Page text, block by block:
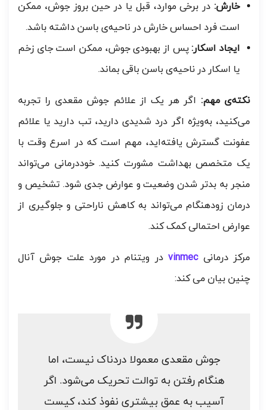
خارش: در برخی موارد، قبل یا در حین بروز جوش، ممکن
است فرد احساس خارش در ناحیه‌ی باسن داشته باشد.
ایجاد اسکار:پس از بهبودی جوش، ممکن است جای زخم
یا اسکار در ناحیه‌ی باسن باقی بماند.
نکته‌ی مهم: اگر هر یک از علائم جوش مقعدی را تجربه
می‌کنید، به‌ویژه اگر درد شدیدی دارید، تب دارید یا علائم
عفونت گسترش یافته‌اید، مهم است که در اسرع وقت با
یک متخصص بهداشت مشورت کنید. خوددرمانی می‌تواند
منجر به بدتر شدن وضعیت و عوارض جدی شود. تشخیص و
درمان زودهنگام می‌تواند به کاهش ناراحتی و جلوگیری از
عوارض احتمالی کمک کند.
مرکز درمانیvinmecدر ویتنام در مورد علت جوش آنال
چنین بیان می کند:
جوش‌ مقعدی معمولا دردناک نیست، اما
هنگام رفتن به توالت تحریک می‌شود. اگر
آسیب به عمق بیشتری نفوذ کند، کیست